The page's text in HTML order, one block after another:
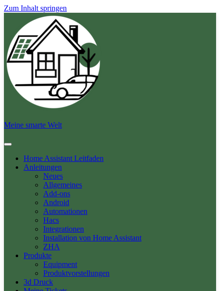
Zum Inhalt springen
Meine smarte Welt
Home Assistant Leitfaden
Anleitungen
Neues
Allgemeines
Add-ons
Android
Automationen
Hacs
Integrationen
Installation von Home Assistant
ZHA
Produkte
Equipment
Produktvorstellungen
3d Druck